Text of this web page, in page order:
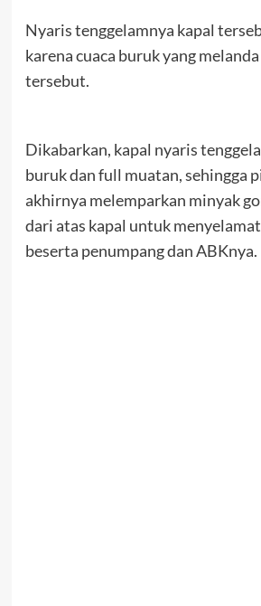
Nyaris tenggelamnya kapal
karena cuaca buruk yang
tersebut.
Dikabarkan, kapal nyaris
buruk dan full muatan, sehingga
akhirnya melemparkan minyak
dari atas kapal untuk
beserta penumpang dan ABKnya.